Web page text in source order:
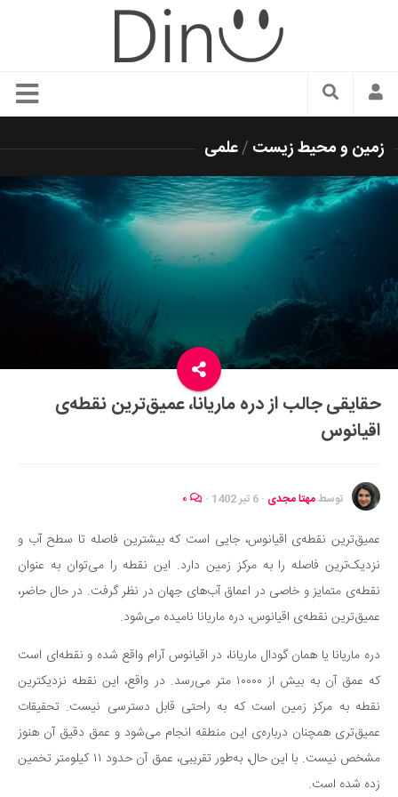
زیبایی و آرایش
شیک پوشی
دکوراسیون و چیدمان
رستوران گردی
سفر و گردشگری
ایران گردی
موفقیت و مهارت‌های فردی
تغذیه سالم
بهداشت
بیماری و درمان
کودک و مادر
ورزش و تندرستی
روانشناسی
مراکز پزشکی و دارویی
فرهنگ و هنر
زمین و محیط زیست /علمی
حقایقی جالب از دره ماریانا، عمیق‌ترین نقطه‌ی
اقیانوس
توسطمهتا مجدی · 6 تیر 1402 ·
عمیق‌ترین نقطه‌ی اقیانوس، جایی است که بیشترین فاصله تا سطح آب و
نزدیک‌ترین فاصله را به مرکز زمین دارد. این نقطه را می‌توان به عنوان
نقطه‌ی متمایز و خاصی در اعماق آب‌های جهان در نظر گرفت. در حال حاضر،
عمیق‌ترین نقطه‌ی اقیانوس، دره ماریانا نامیده می‌شود.
دره ماریانا یا همان گودال ماریانا، در اقیانوس آرام واقع شده و نقطه‌ای است
که عمق آن به بیش از ۱۰۰۰۰ متر می‌رسد. در واقع، این نقطه نزدیکترین
نقطه به مرکز زمین است که به راحتی قابل دسترسی نیست. تحقیقات
عمیق‌تری همچنان درباره‌ی این منطقه انجام می‌شود و عمق دقیق آن هنوز
مشخص نیست. با این حال، به‌طور تقریبی، عمق آن حدود ۱۱ کیلومتر تخمین
زده شده است.